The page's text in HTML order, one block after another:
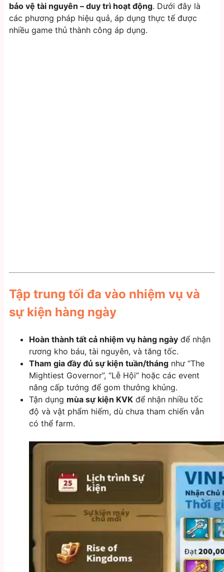
bảo vệ tài nguyên – duy trì hoạt động. Dưới đây là
các phương pháp hiệu quả, áp dụng thực tế được
nhiều game thủ thành công áp dụng.
Tập trung tối đa vào nhiệm vụ và
sự kiện hàng ngày
Hoàn thành tất cả nhiệm vụ hàng ngày để nhận
rương kho báu, tài nguyên, và tăng tốc.
Tham gia đầy đủ sự kiện tuần/tháng như “The
Mightiest Governor”, “Lễ Hội” hoặc các event
nâng cấp tướng để gom thưởng khủng.
Tận dụng mùa sự kiện KVK để nhận nhiều tốc
độ và vật phẩm hiếm, dù chưa tham chiến vẫn
có thể farm.